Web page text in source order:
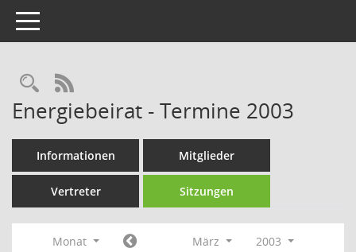
Toggle navigation
Rechercheauswahl
RSS-Feed
Energiebeirat - Termine 2003
Informationen Mitglieder
Vertreter Sitzungen
Monat März
2003